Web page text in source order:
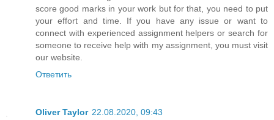
score good marks in your work but for that, you need to put
your effort and time. If you have any issue or want to
connect with experienced assignment helpers or search for
someone to receive help with my assignment, you must visit
our website.
Ответить
Oliver Taylor 22.08.2020, 09:43